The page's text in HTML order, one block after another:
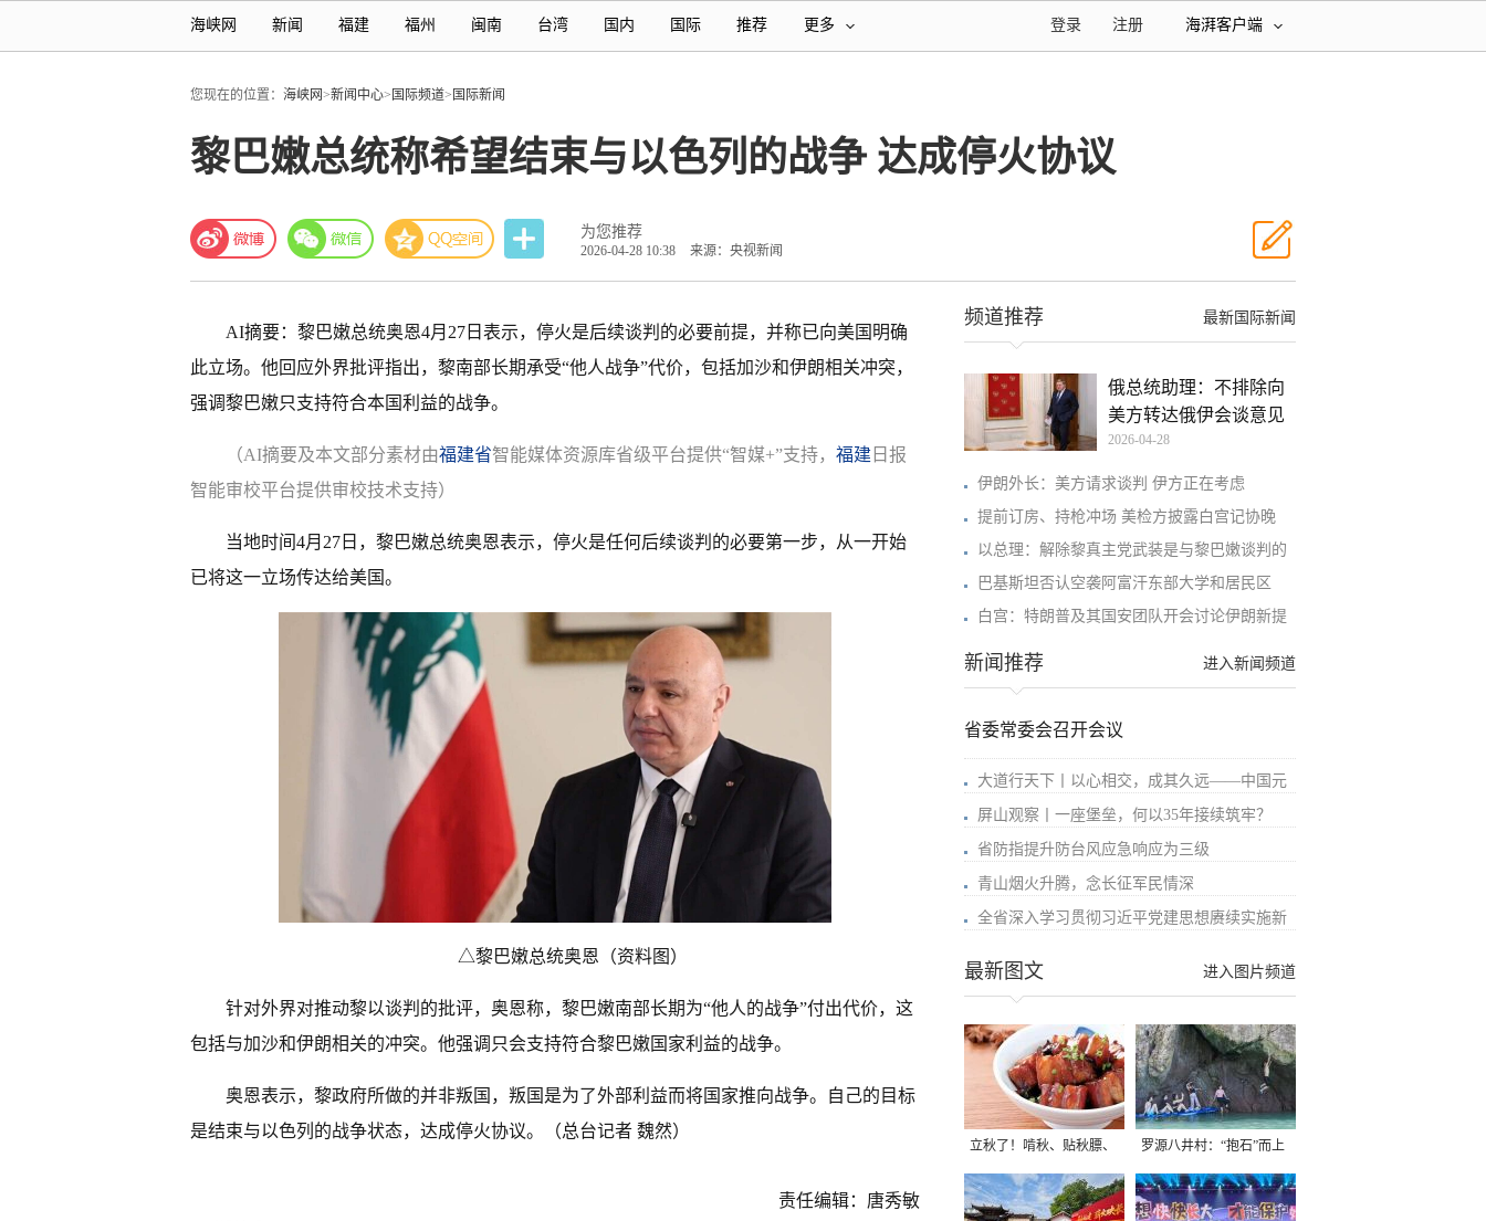
海峡网 新闻 福建 福州 闽南 台湾 国内 国际 推荐 更多 海湃客户端
注册
登录
您现在的位置： 海峡网>新闻中心> 国际频道> 国际新闻
黎巴嫩总统称希望结束与以色列的战争 达成停火协议
为您推荐
2026-04-28 10:38 来源：央视新闻
AI摘要：黎巴嫩总统奥恩4月27日表示，停火是后续谈判的必要前提，并称已向美国明确
此立场。他回应外界批评指出，黎南部长期承受“他人战争”代价，包括加沙和伊朗相关冲突，
强调黎巴嫩只支持符合本国利益的战争。
（AI摘要及本文部分素材由福建省智能媒体资源库省级平台提供“智媒+”支持， 福建 日报
智能审校平台提供审校技术支持）
当地时间4月27日，黎巴嫩总统奥恩表示，停火是任何后续谈判的必要第一步，从一开始
已将这一立场传达给美国。
△黎巴嫩总统奥恩（资料图）
针对外界对推动黎以谈判的批评，奥恩称，黎巴嫩南部长期为“他人的战争”付出代价，这
包括与加沙和伊朗相关的冲突。他强调只会支持符合黎巴嫩国家利益的战争。
奥恩表示，黎政府所做的并非叛国，叛国是为了外部利益而将国家推向战争。自己的目标
是结束与以色列的战争状态，达成停火协议。（总台记者 魏然）
责任编辑：唐秀敏
最新国际新闻
频道推荐
俄总统助理：不排除向
美方转达俄伊会谈意见
2026-04-28
伊朗外长：美方请求谈判 伊方正在考虑
提前订房、持枪冲场 美检方披露白宫记协晚
以总理：解除黎真主党武装是与黎巴嫩谈判的
巴基斯坦否认空袭阿富汗东部大学和居民区
白宫：特朗普及其国安团队开会讨论伊朗新提
进入新闻频道
新闻推荐
省委常委会召开会议
大道行天下丨以心相交，成其久远——中国元
屏山观察丨一座堡垒，何以35年接续筑牢？
省防指提升防台风应急响应为三级
青山烟火升腾，念长征军民情深
全省深入学习贯彻习近平党建思想赓续实施新
进入图片频道
最新图文
立秋了！啃秋、贴秋膘、
晒秋，福建人这样过才够
味→
罗源八井村：“抱石”而上